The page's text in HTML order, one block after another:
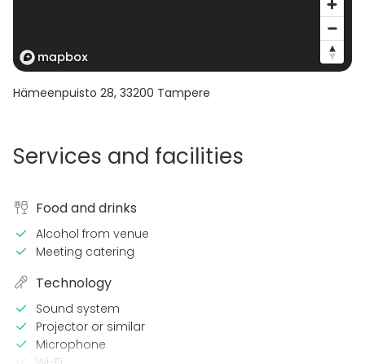
Hämeenpuisto 28, 33200 Tampere
Services and facilities
Food and drinks
Alcohol from venue
Meeting catering
Technology
Sound system
Projector or similar
Microphone